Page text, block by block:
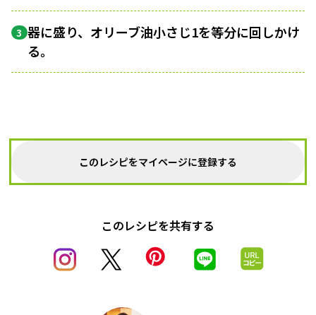
3 器に盛り、オリーブ油小さじ1を等分に回しかけ
る。
このレシピをマイページに登録する
このレシピを共有する